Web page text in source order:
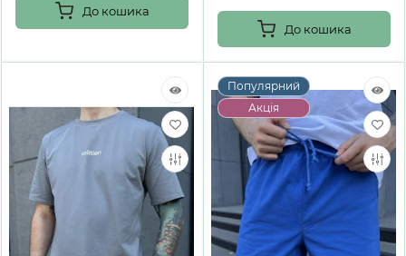
До кошика
До кошика
Популярний
Акція